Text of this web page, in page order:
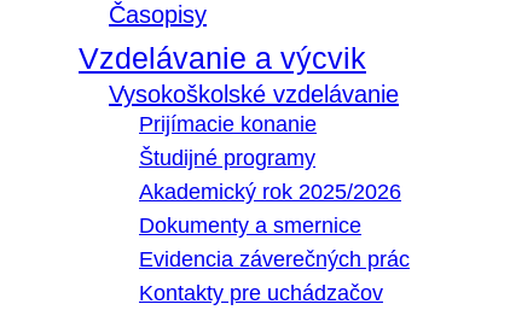
Časopisy
Vzdelávanie a výcvik
Vysokoškolské vzdelávanie
Prijímacie konanie
Študijné programy
Akademický rok 2025/2026
Dokumenty a smernice
Evidencia záverečných prác
Kontakty pre uchádzačov